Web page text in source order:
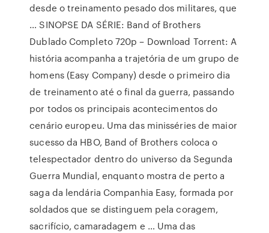
desde o treinamento pesado dos militares, que
… SINOPSE DA SÉRIE: Band of Brothers
Dublado Completo 720p – Download Torrent: A
história acompanha a trajetória de um grupo de
homens (Easy Company) desde o primeiro dia
de treinamento até o final da guerra, passando
por todos os principais acontecimentos do
cenário europeu. Uma das minisséries de maior
sucesso da HBO, Band of Brothers coloca o
telespectador dentro do universo da Segunda
Guerra Mundial, enquanto mostra de perto a
saga da lendária Companhia Easy, formada por
soldados que se distinguem pela coragem,
sacrifício, camaradagem e … Uma das